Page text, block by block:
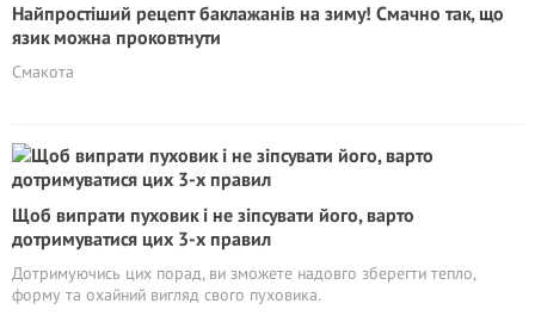
Найпростіший рецепт баклажанів на зиму! Смачно так, що
язик можна проковтнути
Смакота
Щоб випрати пуховик і не зіпсувати його, варто
дотримуватися цих 3-х правил
Дотримуючись цих порад, ви зможете надовго зберегти тепло,
форму та охайний вигляд свого пуховика.